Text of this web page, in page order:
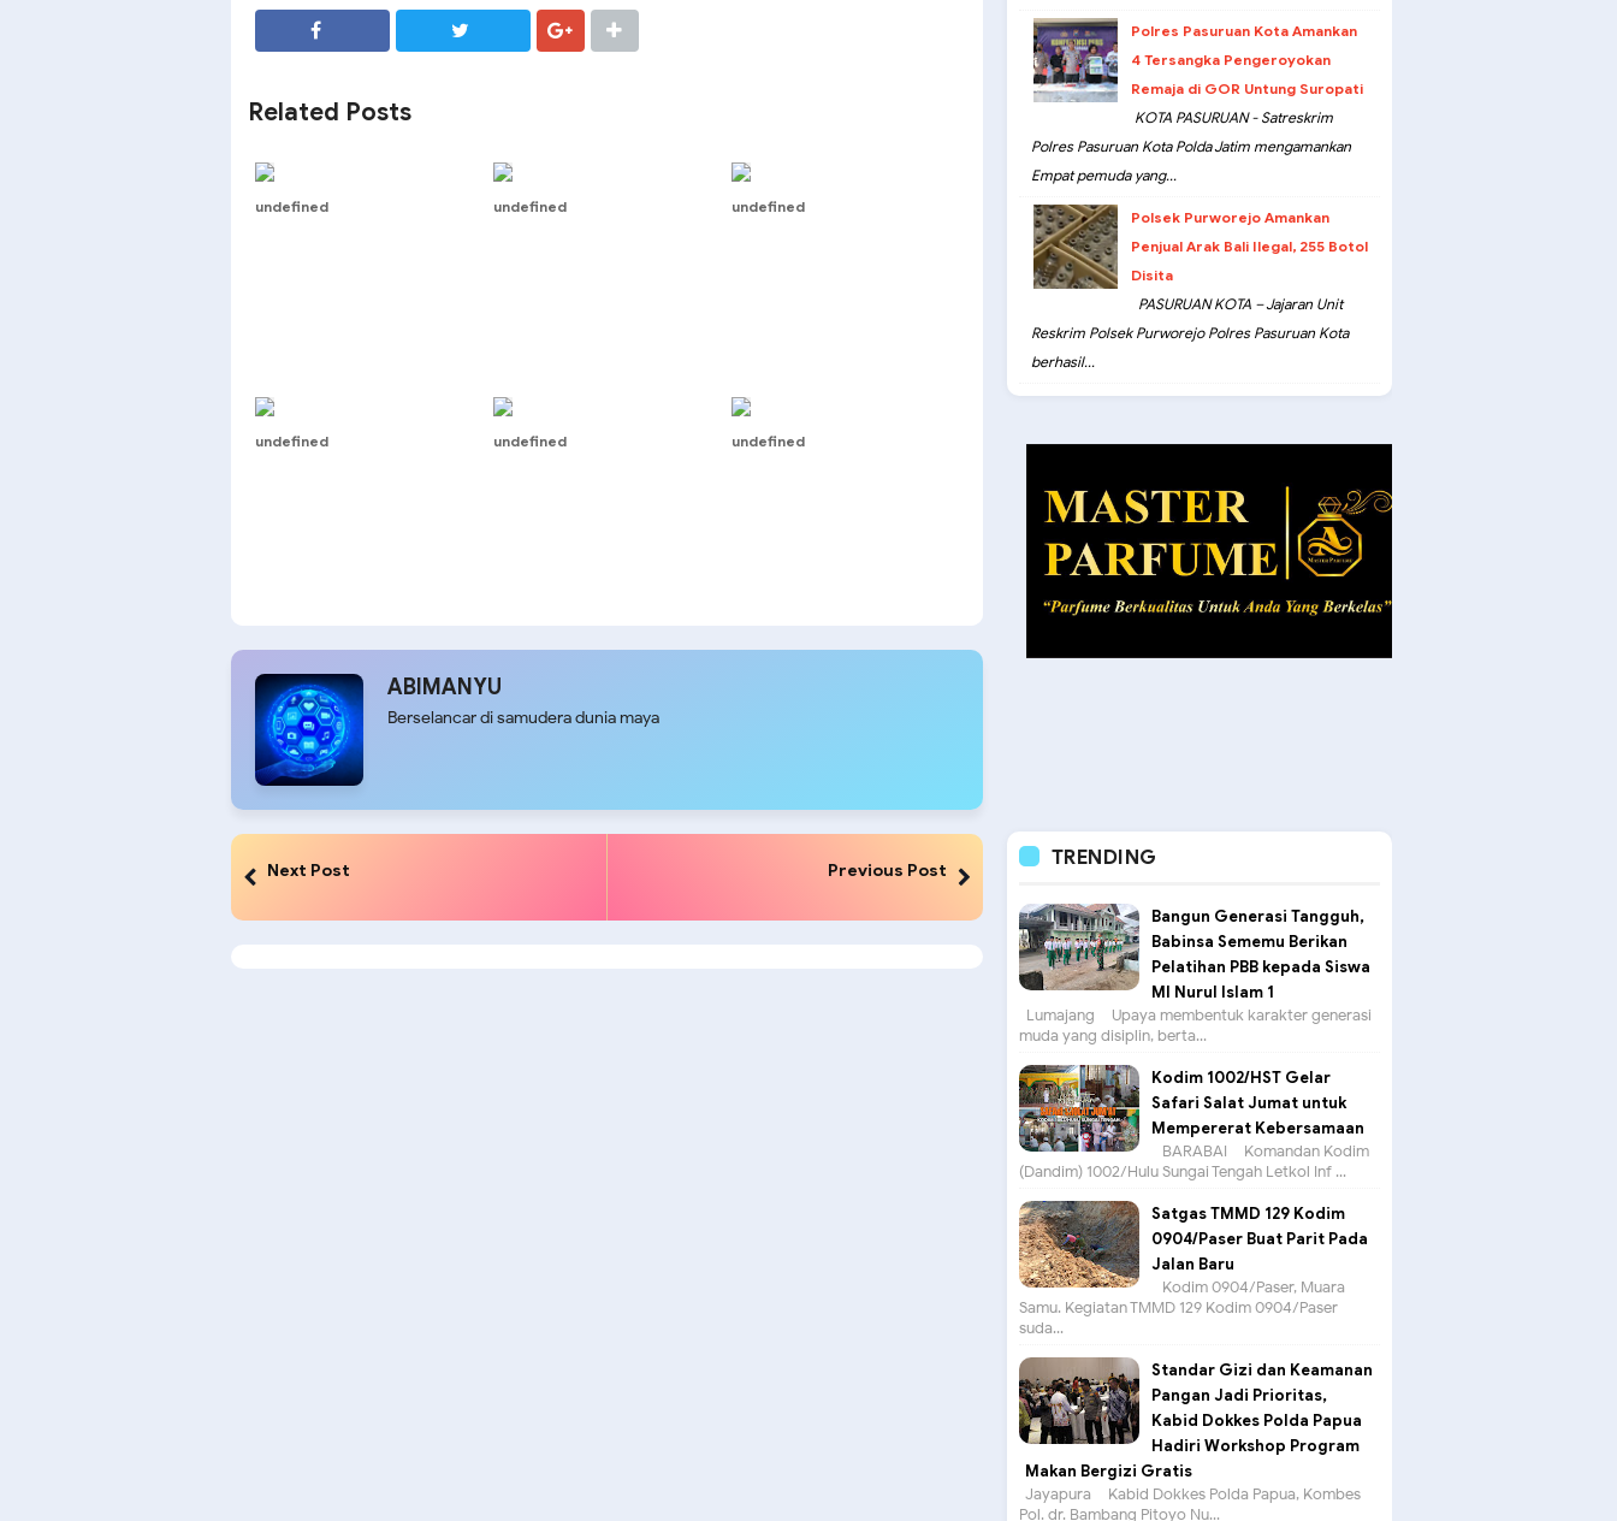
Related Posts
undefined undefined undefined
undefined undefined undefined
ABIMANYU
Berselancar di samudera dunia maya
Next Post Previous Post
Polres Pasuruan Kota Amankan
4 Tersangka Pengeroyokan
Remaja di GOR Untung Suropati
KOTA PASURUAN - Satreskrim
Polres Pasuruan Kota Polda Jatim mengamankan
Empat pemuda yang...
Polsek Purworejo Amankan
Penjual Arak Bali Ilegal, 255 Botol
Disita
PASURUAN KOTA – Jajaran Unit
Reskrim Polsek Purworejo Polres Pasuruan Kota
berhasil...
TRENDING
Bangun Generasi Tangguh,
Babinsa Sememu Berikan
Pelatihan PBB kepada Siswa
MI Nurul Islam 1
Lumajang – Upaya membentuk karakter generasi
muda yang disiplin, berta...
Kodim 1002/HST Gelar
Safari Salat Jumat untuk
Mempererat Kebersamaan
BARABAI – Komandan Kodim
(Dandim) 1002/Hulu Sungai Tengah Letkol Inf ...
Satgas TMMD 129 Kodim
0904/Paser Buat Parit Pada
Jalan Baru
Kodim 0904/Paser, Muara
Samu. Kegiatan TMMD 129 Kodim 0904/Paser
suda...
Standar Gizi dan Keamanan
Pangan Jadi Prioritas,
Kabid Dokkes Polda Papua
Hadiri Workshop Program
Makan Bergizi Gratis
Jayapura – Kabid Dokkes Polda Papua, Kombes
Pol. dr. Bambang Pitoyo Nu...